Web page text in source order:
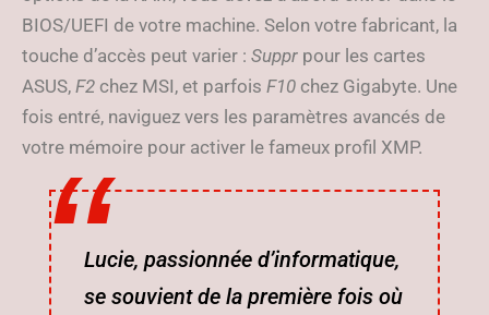
BIOS/UEFI de votre machine. Selon votre fabricant, la
touche d’accès peut varier : Suppr pour les cartes
ASUS, F2 chez MSI, et parfois F10 chez Gigabyte. Une
fois entré, naviguez vers les paramètres avancés de
votre mémoire pour activer le fameux profil XMP.
Lucie, passionnée d’informatique,
se souvient de la première fois où